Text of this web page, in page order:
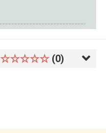
☆☆☆☆☆ (0)